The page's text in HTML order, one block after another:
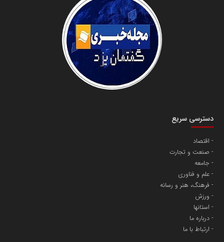
دانشگاه سئوی ایران
پایگاه اطلاع رسانی اعتلای نهادهای مردمی
سازمان صنعت،معدن و تجارت
آهن و فولاد غدیر ایرانیان
تامین آهن اسفنجی تولیدکنندگان فولاد در کشور
مریم حاج نوروز نظری
مسعودصادقی
دسترسی سریع
اقتصاد
صنعت و تجارت
جامعه
علم و فناوری
فرهنگ، هنر و رسانه
ورزش
استانها
درباره ما
ارتباط با ما